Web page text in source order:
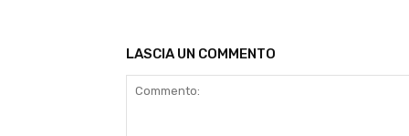
LASCIA UN COMMENTO